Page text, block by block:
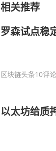
相关推荐
罗森试点稳
区块链头条10评论
以太坊给质